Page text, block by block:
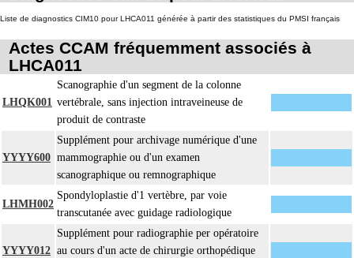
Liste de diagnostics CIM10 pour LHCA011 générée à partir des statistiques du PMSI français
Actes CCAM fréquemment associés à
LHCA011
LHQK001
Scanographie d'un segment de la colonne
vertébrale, sans injection intraveineuse de
produit de contraste
YYYY600
Supplément pour archivage numérique d'une
mammographie ou d'un examen
scanographique ou remnographique
LHMH002
Spondyloplastie d'1 vertèbre, par voie
transcutanée avec guidage radiologique
YYYY012
Supplément pour radiographie per opératoire
au cours d'un acte de chirurgie orthopédique